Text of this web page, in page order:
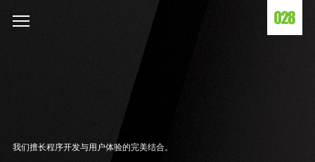
我们擅长程序开发与用户体验的完美结合。